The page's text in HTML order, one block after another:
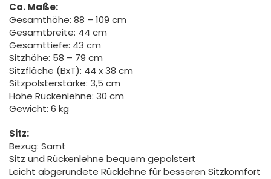
Ca. Maße:
Gesamthöhe: 88 – 109 cm
Gesamtbreite: 44 cm
Gesamttiefe: 43 cm
Sitzhöhe: 58 – 79 cm
Sitzfläche (BxT): 44 x 38 cm
Sitzpolsterstärke: 3,5 cm
Höhe Rückenlehne: 30 cm
Gewicht: 6 kg
Sitz:
Bezug: Samt
Sitz und Rückenlehne bequem gepolstert
Leicht abgerundete Rücklehne für besseren Sitzkomfort